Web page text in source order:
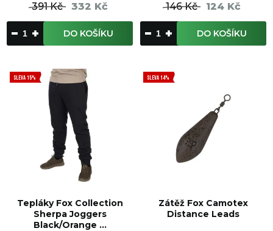
391 Kč 332 Kč
DO KOŠÍKU
146 Kč 124 Kč
DO KOŠÍKU
SLEVA 15%
Tepláky Fox Collection
Sherpa Joggers
Black/Orange ...
SLEVA 14%
Zátěž Fox Camotex
Distance Leads